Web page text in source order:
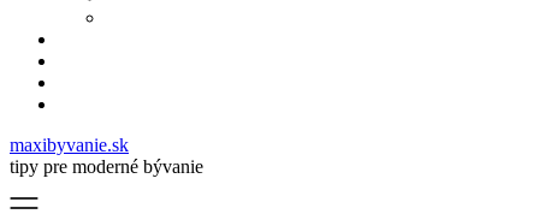
maxibyvanie.sk
tipy pre moderné bývanie